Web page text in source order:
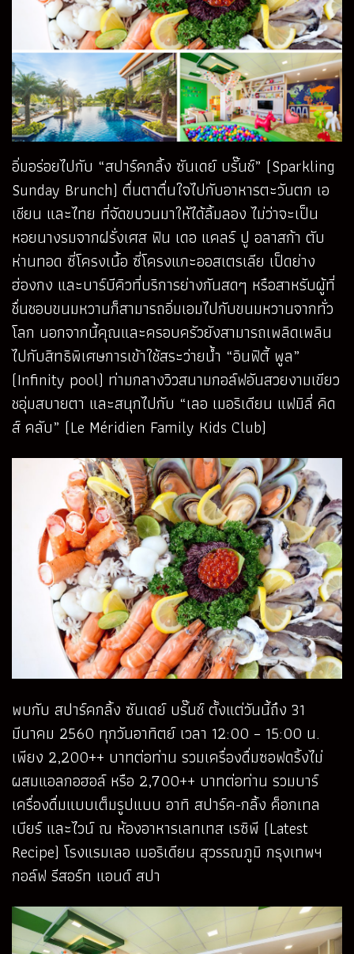
อิ่มอร่อยไปกับ “สปาร์คกลิ้ง ซันเดย์ บรั๊นช์” (Sparkling
Sunday Brunch) ตื่นตาตื่นใจไปกับอาหารตะวันตก เอ
เชียน และไทย ที่จัดขบวนมาให้ได้ลิ้มลอง ไม่ว่าจะเป็น
หอยนางรมจากฝรั่งเศส ฟิน เดอ แคลร์ ปู อลาสก้า ตับ
ห่านทอด ซี่โครงเนื้อ ซี่โครงแกะออสเตรเลีย เป็ดย่าง
ฮ่องกง และบาร์บีคิวที่บริการย่างกันสดๆ หรือสาหรับผู้ที่
ชื่นชอบขนมหวานก็สามารถอิ่มเอมไปกับขนมหวานจากทั่ว
โลก นอกจากนี้คุณและครอบครัวยังสามารถเพลิดเพลิน
ไปกับสิทธิพิเศษการเข้าใช้สระว่ายน้ำ “อินฟิตี้ พูล”
(Infinity pool) ท่ามกลางวิวสนามกอล์ฟอันสวยงามเขียว
ชอุ่มสบายตา และสนุกไปกับ “เลอ เมอริเดียน แฟมิลี่ คิด
ส์ คลับ” (Le Méridien Family Kids Club)
พบกับ สปาร์คกลิ้ง ซันเดย์ บรั๊นช์ ตั้งแต่วันนี้ถึง 31
มีนาคม 2560 ทุกวันอาทิตย์ เวลา 12:00 – 15:00 น.
เพียง 2,200++ บาทต่อท่าน รวมเครื่องดื่มซอฟดริ้งไม่
ผสมแอลกอฮอล์ หรือ 2,700++ บาทต่อท่าน รวมบาร์
เครื่องดื่มแบบเต็มรูปแบบ อาทิ สปาร์ค-กลิ้ง ค็อกเทล
เบียร์ และไวน์ ณ ห้องอาหารเลทเทส เรซิพี (Latest
Recipe) โรงแรมเลอ เมอริเดียน สุวรรณภูมิ กรุงเทพฯ
กอล์ฟ รีสอร์ท แอนด์ สปา